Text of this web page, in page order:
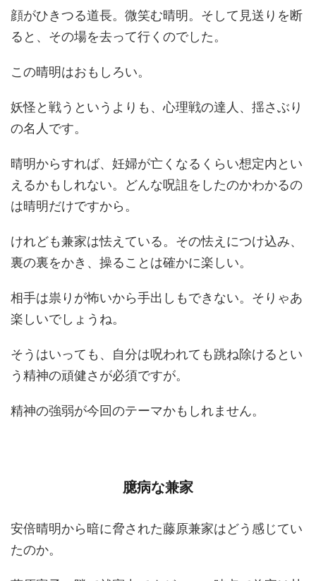
顔がひきつる道長。微笑む晴明。そして見送りを断
ると、その場を去って行くのでした。
この晴明はおもしろい。
妖怪と戦うというよりも、心理戦の達人、揺さぶり
の名人です。
晴明からすれば、妊婦が亡くなるくらい想定内とい
えるかもしれない。どんな呪詛をしたのかわかるの
は晴明だけですから。
けれども兼家は怯えている。その怯えにつけ込み、
裏の裏をかき、操ることは確かに楽しい。
相手は祟りが怖いから手出しもできない。そりゃあ
楽しいでしょうね。
そうはいっても、自分は呪われても跳ね除けるとい
う精神の頑健さが必須ですが。
精神の強弱が今回のテーマかもしれません。
臆病な兼家
安倍晴明から暗に脅された藤原兼家はどう感じてい
たのか。